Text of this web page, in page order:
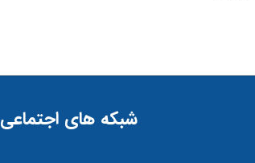
شبکه های اجتماعی